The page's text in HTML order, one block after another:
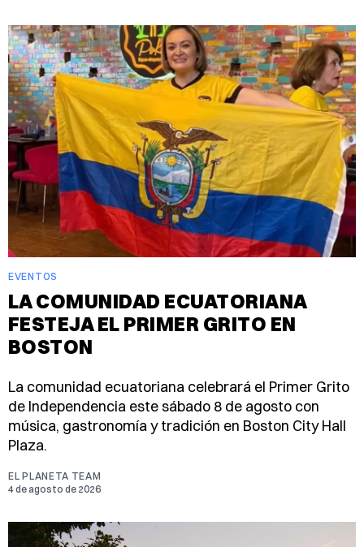
EVENTOS
LA COMUNIDAD ECUATORIANA
FESTEJA EL PRIMER GRITO EN
BOSTON
La comunidad ecuatoriana celebrará el Primer Grito
de Independencia este sábado 8 de agosto con
música, gastronomía y tradición en Boston City Hall
Plaza.
EL PLANETA TEAM
4 de agosto de 2026